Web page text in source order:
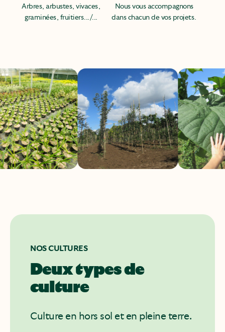
Arbres, arbustes, vivaces,
graminées, fruitiers.../...
Nous vous accompagnons
dans chacun de vos projets.
NOS CULTURES
Deux types de
culture
Culture en hors sol et en pleine terre.